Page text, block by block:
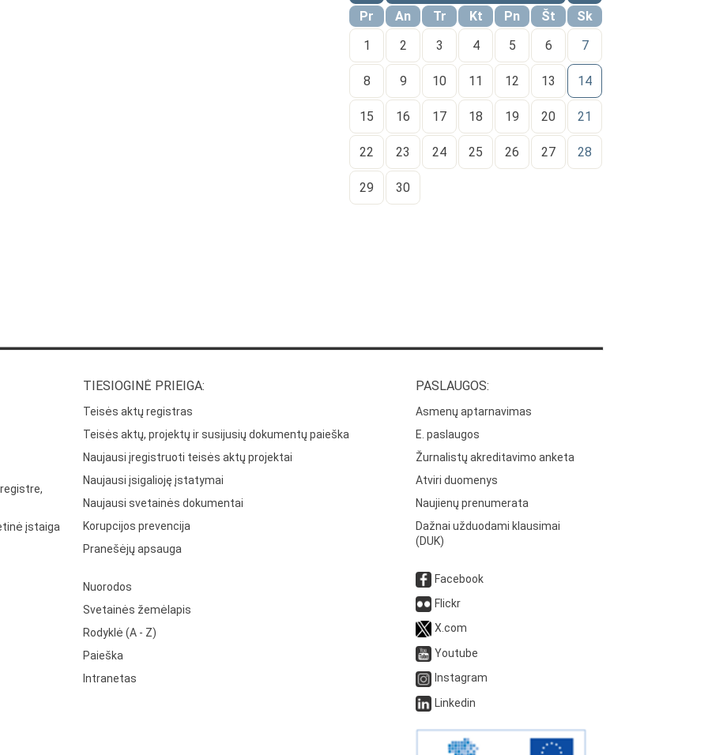
Pr An Tr Kt Pn Št
Sk
1
2 3 4 5 6 7
8 9 10 11 12 13 14
15 16 17 18 19 20 21
22 23 24 25 26 27 28
29 30
įstaiga
TIESIOGINĖ PRIEIGA:
Teisės aktų registras
Teisės aktų, projektų ir susijusių dokumentų paieška
Naujausi įregistruoti teisės aktų projektai
Naujausi įsigalioję įstatymai
Naujausi svetainės dokumentai
Korupcijos prevencija
Pranešėjų apsauga
Nuorodos
Svetainės žemėlapis
Rodyklė (A - Z)
Paieška
Intranetas
PASLAUGOS:
Asmenų aptarnavimas
E. paslaugos
Žurnalistų akreditavimo anketa
Atviri duomenys
Naujienų prenumerata
Dažnai užduodami klausimai
(DUK)
Facebook
Flickr
X.com
Youtube
Instagram
Linkedin